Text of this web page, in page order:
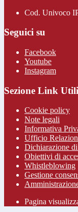
Cod. Univoco
Seguici su
Facebook
Youtube
Instagram
Sezione Link Utili
Cookie policy
Note legali
Informativa
Ufficio
Dichiarazione
Obiettivi di
Whistleblowing
Gestione
Pagina